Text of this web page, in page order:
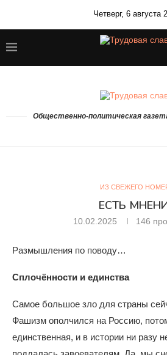
Четверг, 6 августа
Общественно-политическая
ИЗ СВЕЖЕГО
ЕСТЬ
10.02.2025 146
Размышления по поводу…
Сплочённости и единства
Самое большое зло для страны
Фашизм ополчился на Россию,
единственная, и в истории ни разу